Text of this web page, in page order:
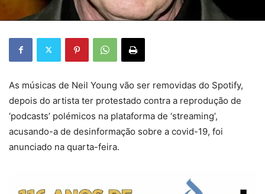
As músicas de Neil Young vão ser removidas do Spotify,
depois do artista ter protestado contra a reprodução de
‘podcasts’ polémicos na plataforma de ‘streaming’,
acusando-a de desinformação sobre a covid-19, foi
anunciado na quarta-feira.